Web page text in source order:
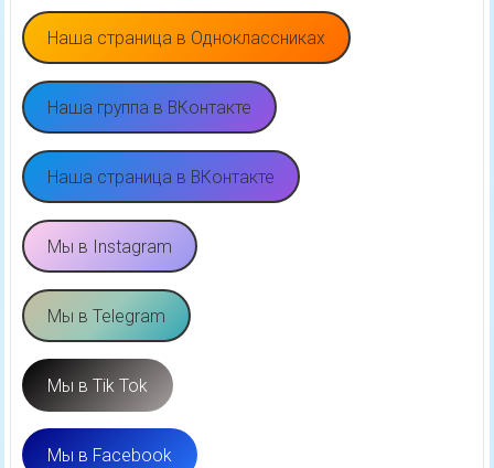
Наша страница в Одноклассниках
Наша группа в ВКонтакте
Наша страница в ВКонтакте
Мы в Instagram
Мы в Telegram
Мы в Tik Tok
Мы в Facebook